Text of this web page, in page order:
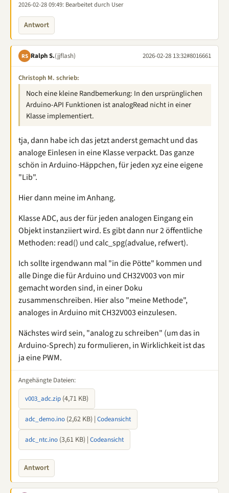
2026-02-28 09:49: Bearbeitet durch User
Antwort
RS Ralph S.(jjflash) 2026-02-28 13:32#8016661
Christoph M. schrieb:
Noch eine kleine Randbemerkung: In den ursprünglichen
Arduino-API Funktionen ist analogRead nicht in einer
Klasse implementiert.
tja, dann habe ich das jetzt anderst gemacht und das
analoge Einlesen in eine Klasse verpackt. Das ganze
schön in Arduino-Häppchen, für jeden xyz eine eigene
"Lib".
Hier dann meine im Anhang.
Klasse ADC, aus der für jeden analogen Eingang ein
Objekt instanziiert wird. Es gibt dann nur 2 öffentliche
Methoden: read() und calc_spg(advalue, refwert).
Ich sollte irgendwann mal "in die Pötte" kommen und
alle Dinge die für Arduino und CH32V003 von mir
gemacht worden sind, in einer Doku
zusammenschreiben. Hier also "meine Methode",
analoges in Arduino mit CH32V003 einzulesen.
Nächstes wird sein, "analog zu schreiben" (um das in
Arduino-Sprech) zu formulieren, in Wirklichkeit ist das
ja eine PWM.
Angehängte Dateien:
v003_adc.zip (4,71 KB)
adc_demo.ino (2,62 KB) | Codeansicht
adc_ntc.ino (3,61 KB) | Codeansicht
Antwort